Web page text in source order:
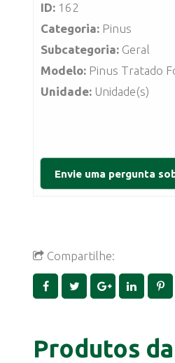
ID: 162
Categoria: Pinus
Subcategoria: Geral
Modelo:
Unidade: Unidade(s)
Compartilhe:
Produtos